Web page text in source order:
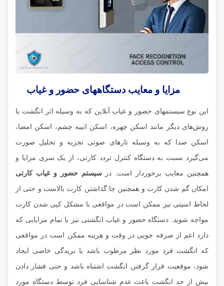
مزایا و معایب دستگاههای حضور و غیاب
این نوع سیستمهای حضور و غیاب آنلاین که به وسیله اثر انگشت یا
روش‌های دیگر مانند اسکن چهره، اسکن انبیه چشم، اسکن امضا،
اسکن صدا که به وسیله تارهای صوتی تجزیه و تحلیل صورت
می‌گیرد نسبت به دستگاه کنترل تردد کارتی، از یک سری مزایا و
همچنین معایب برخوردار است. در
سیستم حضور و غیاب کارتی
امکان گم شدن کارت و همچنین جا گذاشتن کارت بالاست و حتی از
لحاظ امنیتی نیز ممکن است در مواقعی با مشکل کپی شدن کارت
مواجه شوید. دستگاه حضور و غیاب انگشتی نیز با تمام مزایایی که
دارد اعم از صرفه جویی در وقت و هزینه ممکن است در مواقعی
که انگشت فرد مورد نظر مرطوب باشد یا بریدگی خاصی ایجاد
شود، موقعیت قرار گرفتن انگشت اشتباه باشد و حتی فشار دادن
بیش از حد انگشت باعث عدم شناسایی فرد توسط دستگاه مورد